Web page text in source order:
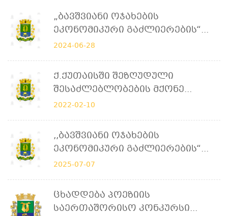
„ბავშვიანი Ოჯახების
Ეკონომიკური Გაძლიერების“...
2024-06-28
Ქ.ქუთაისში Შეზღუდული
Შესაძლებლობების Მქონე...
2022-02-10
,,ბავშვიანი Ოჯახების
Ეკონომიკური Გაძლიერების“...
2025-07-07
Ცხადდება Პოეზიის
Საერთაშორისო Კონკურსი...